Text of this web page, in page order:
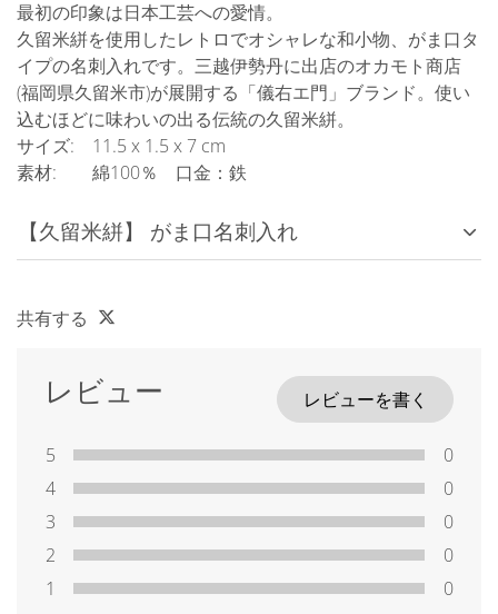
最初の印象は日本工芸への愛情。
久留米絣を使用したレトロでオシャレな和小物、がま口タ
イプの名刺入れです。三越伊勢丹に出店のオカモト商店
(福岡県久留米市)が展開する「儀右エ門」ブランド。使い
込むほどに味わいの出る伝統の久留米絣。
サイズ: 11.5 x 1.5 x 7 cm
素材: 綿100％ 口金：鉄
【久留米絣】 がま口名刺入れ
共有する
レビュー レビューを書く
5
0
4
0
3
0
2
0
1
0